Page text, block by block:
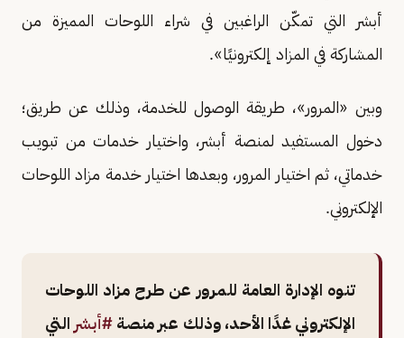
أبشر التي تمكّن الراغبين في شراء اللوحات المميزة من
المشاركة في المزاد إلكترونيًا».
وبين «المرور»، طريقة الوصول للخدمة، وذلك عن طريق؛
دخول المستفيد لمنصة أبشر، واختيار خدمات من تبويب
خدماتي، ثم اختيار المرور، وبعدها اختيار خدمة مزاد اللوحات
الإلكتروني.
تنوه الإدارة العامة للمرور عن طرح مزاد اللوحات
الإلكتروني غدًا الأحد، وذلك عبر منصة #أبشر التي